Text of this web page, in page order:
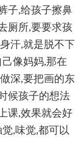
子,给孩子擦鼻
厕所,要要求孩
汗,就是脱不下
像妈妈,那在
深,要把画的东
候孩子的想法
课,效果就会好
,味觉,都可以